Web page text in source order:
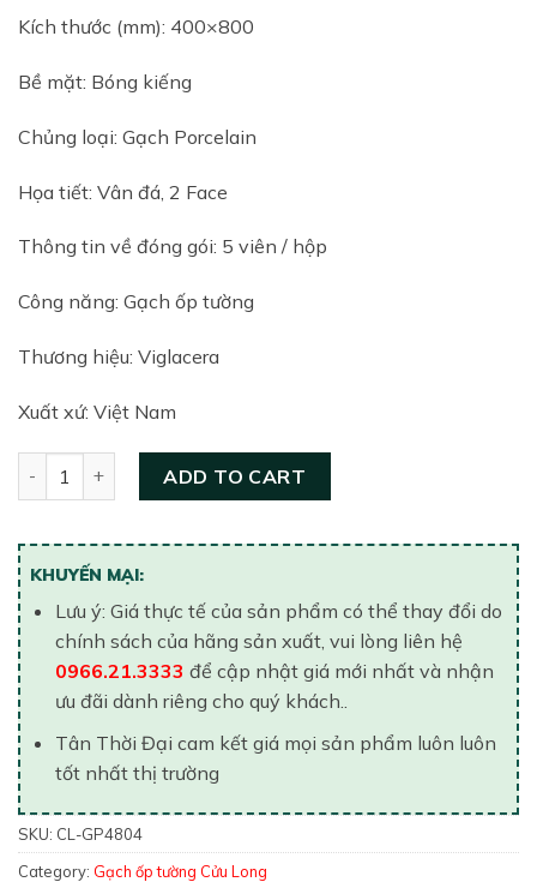
Kích thước (mm): 400×800
Bề mặt: Bóng kiếng
Chủng loại: Gạch Porcelain
Họa tiết: Vân đá, 2 Face
Thông tin về đóng gói: 5 viên / hộp
Công năng: Gạch ốp tường
Thương hiệu: Viglacera
Xuất xứ: Việt Nam
ADD TO CART
KHUYẾN MẠI:
Lưu ý: Giá thực tế của sản phẩm có thể thay đổi do
chính sách của hãng sản xuất, vui lòng liên hệ
0966.21.3333 để cập nhật giá mới nhất và nhận
ưu đãi dành riêng cho quý khách..
Tân Thời Đại cam kết giá mọi sản phẩm luôn luôn
tốt nhất thị trường
SKU: CL-GP4804
Category: Gạch ốp tường Cửu Long